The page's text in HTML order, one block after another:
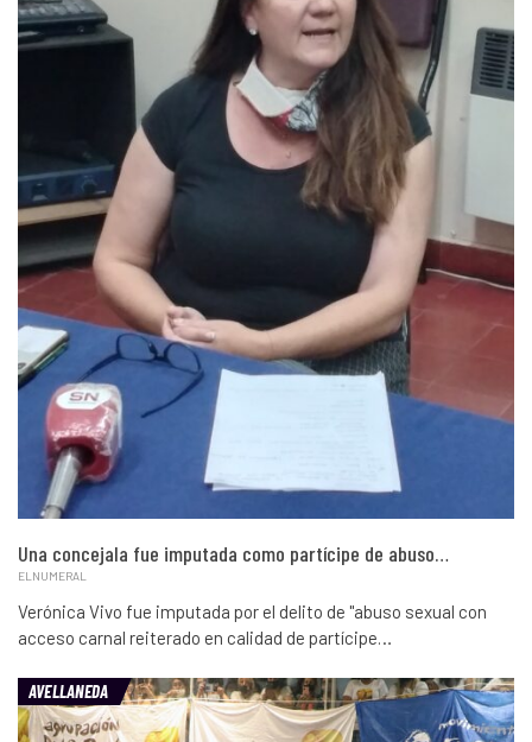
Una concejala fue imputada como partícipe de abuso…
ELNUMERAL
Verónica Vivo fue imputada por el delito de "abuso sexual con
acceso carnal reiterado en calidad de partícipe…
AVELLANEDA